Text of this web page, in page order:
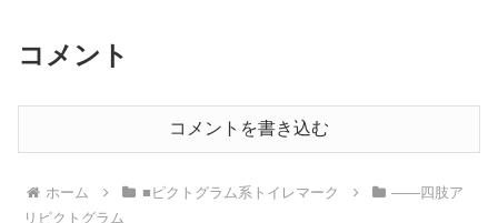
コメント
コメントを書き込む
ホーム ■ピクトグラム系トイレマーク
――四肢ア
リピクトグラム